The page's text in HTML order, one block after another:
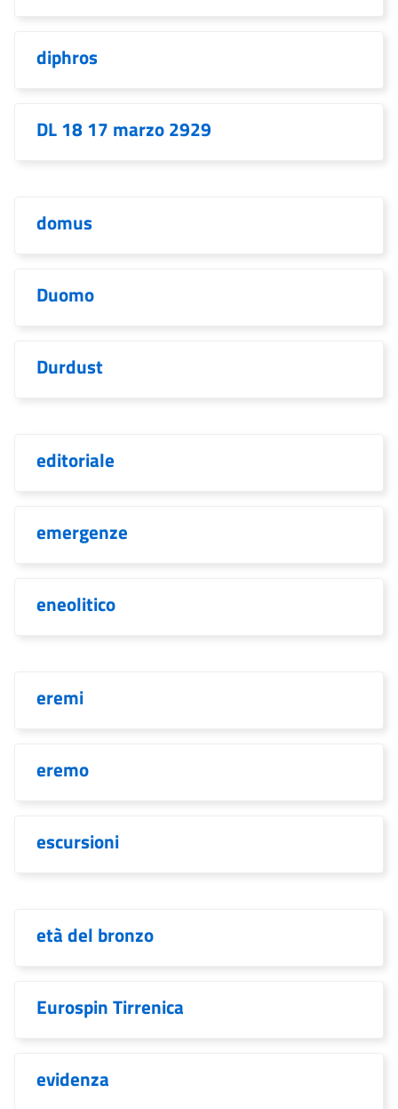
diphros
DL 18 17 marzo 2929
domus
Duomo
Durdust
editoriale
emergenze
eneolitico
eremi
eremo
escursioni
età del bronzo
Eurospin Tirrenica
evidenza